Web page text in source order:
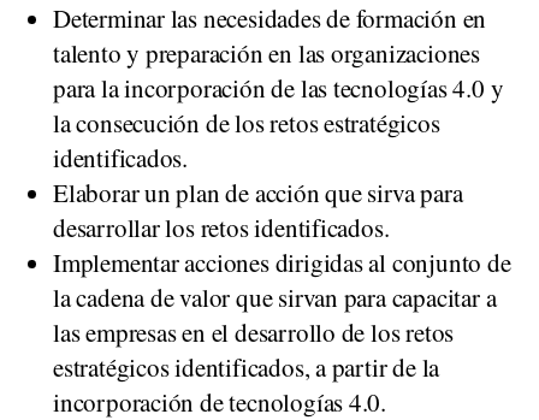
Determinar las necesidades de formación en
talento y preparación en las organizaciones
para la incorporación de las tecnologías 4.0 y
la consecución de los retos estratégicos
identificados.
Elaborar un plan de acción que sirva para
desarrollar los retos identificados.
Implementar acciones dirigidas al conjunto de
la cadena de valor que sirvan para capacitar a
las empresas en el desarrollo de los retos
estratégicos identificados, a partir de la
incorporación de tecnologías 4.0.